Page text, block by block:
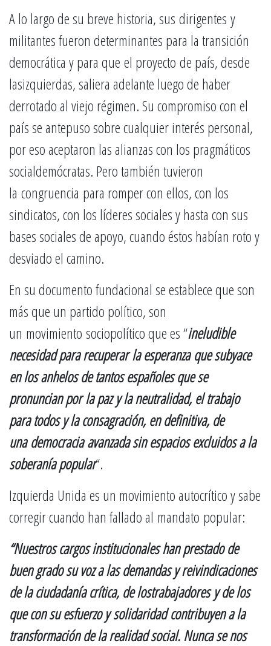
A lo largo de su breve historia, sus dirigentes y
militantes fueron determinantes para la transición
democrática y para que el proyecto de país, desde
lasizquierdas, saliera adelante luego de haber
derrotado al viejo régimen. Su compromiso con el
país se antepuso sobre cualquier interés personal,
por eso aceptaron las alianzas con los pragmáticos
socialdemócratas. Pero también tuvieron
la congruencia para romper con ellos, con los
sindicatos, con los líderes sociales y hasta con sus
bases sociales de apoyo, cuando éstos habían roto y
desviado el camino.
En su documento fundacional se establece que son
más que un partido político, son
un movimiento sociopolítico que es “ineludible
necesidad para recuperar la esperanza que subyace
en los anhelos de tantos españoles que se
pronuncian por la paz y la neutralidad, el trabajo
para todos y la consagración, en definitiva, de
una democracia avanzada sin espacios excluidos a la
soberanía popular“.
Izquierda Unida es un movimiento autocrítico y sabe
corregir cuando han fallado al mandato popular:
“Nuestros cargos institucionales han prestado de
buen grado su voz a las demandas y reivindicaciones
de la ciudadanía crítica, de lostrabajadores y de los
que con su esfuerzo y solidaridad contribuyen a la
transformación de la realidad social. Nunca se nos